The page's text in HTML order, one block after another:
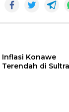
Inflasi Konawe
Terendah di Sultra